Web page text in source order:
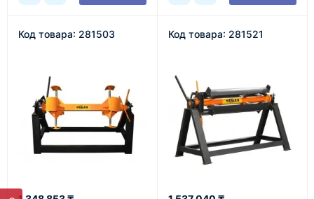
Код товара: 281503 Код товара: 281521